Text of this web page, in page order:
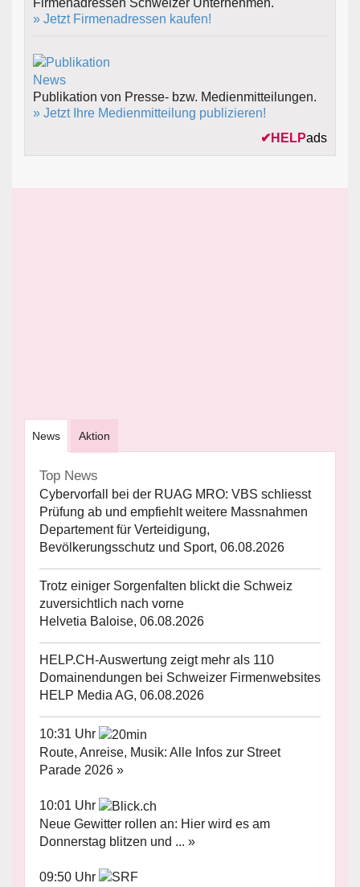
Firmenadressen Schweizer Unternehmen.
» Jetzt Firmenadressen kaufen!
Publikation von Presse- bzw. Medienmitteilungen.
» Jetzt Ihre Medienmitteilung publizieren!
✔ HELPads
News Aktion
Top News
Cybervorfall bei der RUAG MRO: VBS schliesst
Prüfung ab und empfiehlt weitere Massnahmen
Departement für Verteidigung,
Bevölkerungsschutz und Sport, 06.08.2026
Trotz einiger Sorgenfalten blickt die Schweiz
zuversichtlich nach vorne
Helvetia Baloise, 06.08.2026
HELP.CH-Auswertung zeigt mehr als 110
Domainendungen bei Schweizer Firmenwebsites
HELP Media AG, 06.08.2026
10:31 Uhr
Route, Anreise, Musik: Alle Infos zur Street
Parade 2026 »
10:01 Uhr
Neue Gewitter rollen an: Hier wird es am
Donnerstag blitzen und ... »
09:50 Uhr